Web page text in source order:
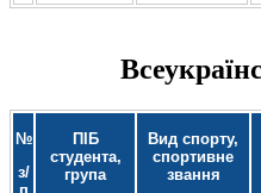
№
з/
ПІБ
студента,
група
Вид спорту,
спортивне
звання